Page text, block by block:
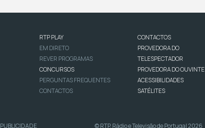
RTP PLAY
EM DIRETO
REVER PROGRAMAS
CONCURSOS
PERGUNTAS FREQUENTES
CONTACTOS
CONTACTOS
PROVEDORA DO
TELESPECTADOR
PROVEDORA DO OUVINTE
ACESSIBILIDADES
SATÉLITES
PUBLICIDADE © RTP, Rádio e Televisão de Portugal 2026